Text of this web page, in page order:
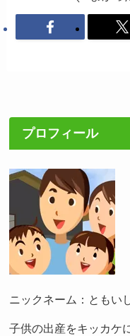
プロフィール
ニックネーム：ともい
子供の出産をキッカケ